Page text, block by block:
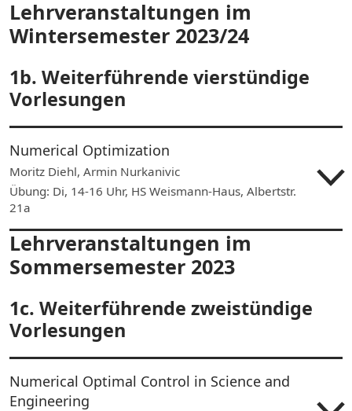
Lehrveranstaltungen im
Wintersemester 2023/24
1b. Weiterführende vierstündige
Vorlesungen
Numerical Optimization
Moritz Diehl, Armin Nurkanivic
Übung: Di, 14-16 Uhr, HS Weismann-Haus, Albertstr.
21a
Lehrveranstaltungen im
Sommersemester 2023
1c. Weiterführende zweistündige
Vorlesungen
Numerical Optimal Control in Science and
Engineering